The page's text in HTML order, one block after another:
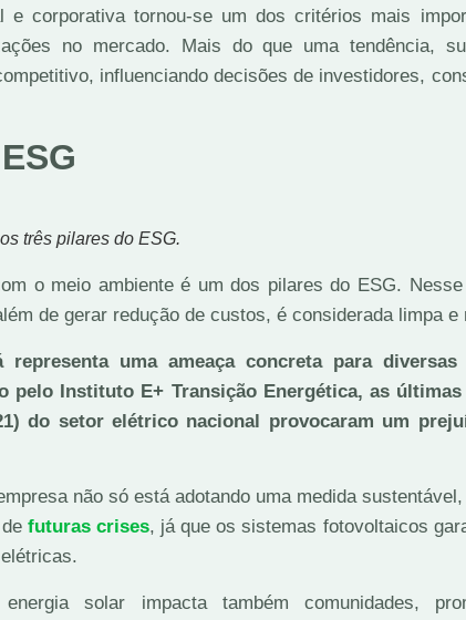
e corporativa tornou-se um dos critérios mais
no mercado. Mais do que uma tendência,
influenciando decisões de investidores,
três pilares do ESG.
o meio ambiente é um dos pilares do ESG.
de gerar redução de custos, é considerada limpa e
uma ameaça concreta para diversas
pelo Instituto E+ Transição Energética, as
do setor elétrico nacional provocaram um
não só está adotando uma medida
futuras crises, já que os sistemas fotovoltaicos
solar impacta também comunidades,